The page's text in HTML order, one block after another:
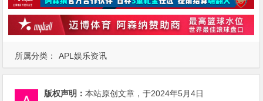
所属分类： APL娱乐资讯
版权声明：本站原创文章，于2024年5月4日